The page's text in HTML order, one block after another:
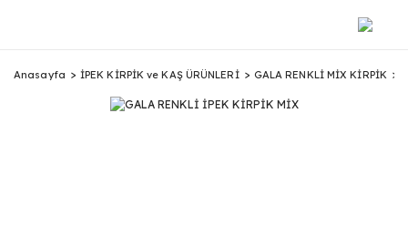
Anasayfa İPEK KİRPİK ve KAŞ ÜRÜNLERİ GALA RENKLİ MİX KİRPİK